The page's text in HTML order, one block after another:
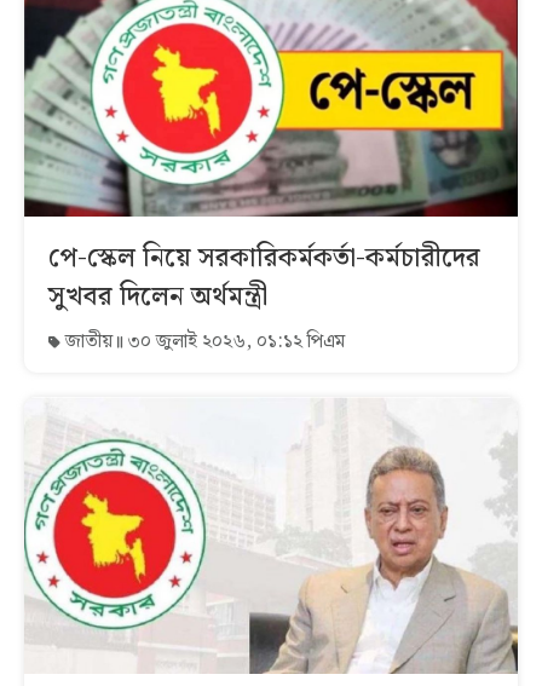
পে-স্কেল নিয়ে সরকারিকর্মকর্তা-কর্মচারীদের
সুখবর দিলেন অর্থমন্ত্রী
জাতীয় ৩০ জুলাই ২০২৬, ০১:১২ পিএম